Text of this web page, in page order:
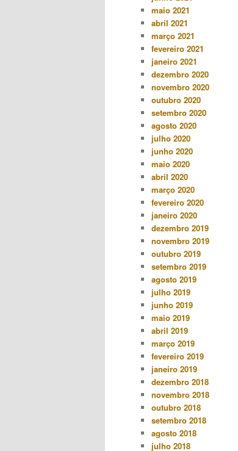
maio 2021
abril 2021
março 2021
fevereiro 2021
janeiro 2021
dezembro 2020
novembro 2020
outubro 2020
setembro 2020
agosto 2020
julho 2020
junho 2020
maio 2020
abril 2020
março 2020
fevereiro 2020
janeiro 2020
dezembro 2019
novembro 2019
outubro 2019
setembro 2019
agosto 2019
julho 2019
junho 2019
maio 2019
abril 2019
março 2019
fevereiro 2019
janeiro 2019
dezembro 2018
novembro 2018
outubro 2018
setembro 2018
agosto 2018
julho 2018